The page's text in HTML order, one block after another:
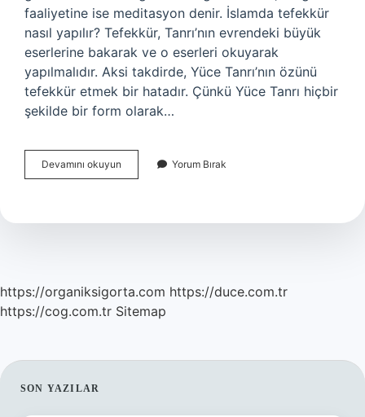
faaliyetine ise meditasyon denir. İslamda tefekkür
nasıl yapılır? Tefekkür, Tanrı’nın evrendeki büyük
eserlerine bakarak ve o eserleri okuyarak
yapılmalıdır. Aksi takdirde, Yüce Tanrı’nın özünü
tefekkür etmek bir hatadır. Çünkü Yüce Tanrı hiçbir
şekilde bir form olarak…
Devamını okuyun Tefekkür
Etmenin
Yorum Bırak
https://organiksigorta.com https://duce.com.tr
https://cog.com.tr Sitemap
SIDEBAR
SON YAZILAR